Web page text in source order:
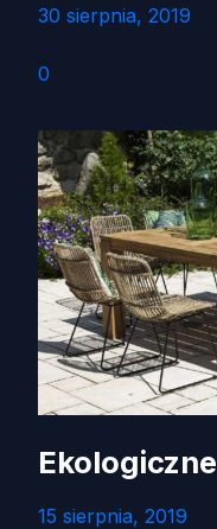
30 sierpnia, 2019
0
15 sierpnia, 2019